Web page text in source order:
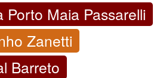
Porto Maia Passarelli
Zanetti
Barreto